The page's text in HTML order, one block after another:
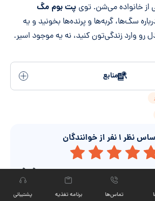
خانواده می‌شن. توی پت بوم مگ
سگ‌ها، گربه‌ها و پرنده‌ها بخونید و یه
وارد زندگی‌تون کنید، نه یه موجود اسیر.
منابع
نظر ۱ نفر از خوانندگان
نظر دادن تماس‌ها برنامه تغذیه پشتیبانی